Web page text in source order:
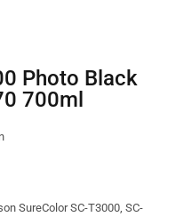
700ml
SureColor SC-T3000, SC-